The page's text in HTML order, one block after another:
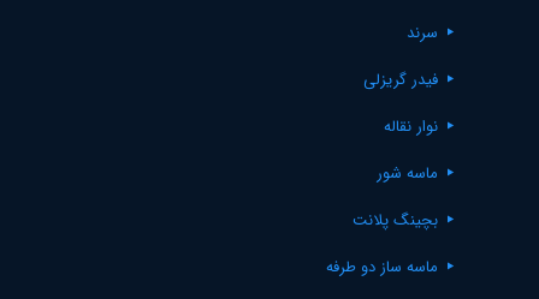
سرند
فیدر گریزلی
نوار نقاله
ماسه شور
بچینگ پلانت
ماسه ساز دو طرفه